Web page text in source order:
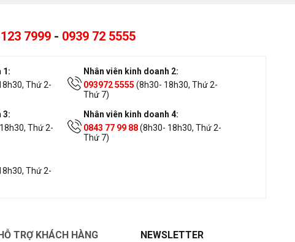
7999 - 0939 72 5555
1:
Thứ 2-
Nhân viên kinh doanh 2:
093972 5555 (8h30- 18h30, Thứ 2-
Thứ 7)
3:
Thứ 2-
Nhân viên kinh doanh 4:
0843 77 99 88(8h30- 18h30, Thứ 2-
Thứ 7)
Thứ 2-
HỖ TRỢ KHÁCH HÀNG NEWSLETTER